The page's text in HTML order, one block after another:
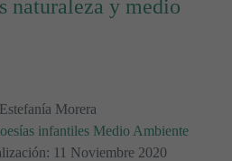
naturaleza y medio
Estefanía Morera
infantiles Medio Ambiente
11 Noviembre 2020